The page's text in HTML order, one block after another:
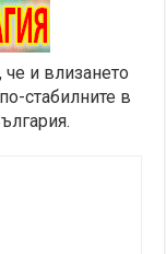
и влизането
стабилните в